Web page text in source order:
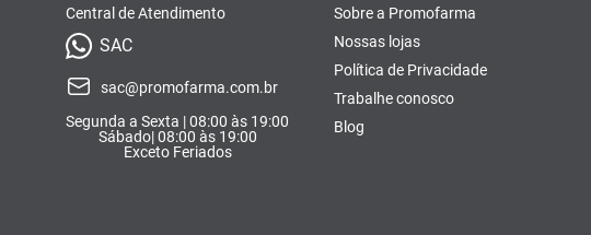
Central de Atendimento
SAC
sac@promofarma.com.br
Segunda a Sexta | 08:00 às 19:00
Sábado| 08:00 às 19:00
Exceto Feriados
Sobre a Promofarma
Nossas lojas
Política de Privacidade
Trabalhe conosco
Blog